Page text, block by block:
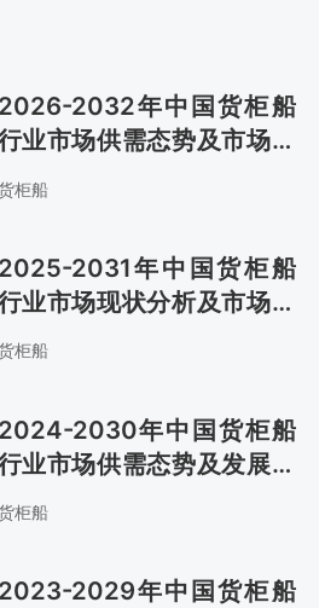
2026-2032年中国货柜船
业市场供需态势及市场趋
柜船
2025-2031年中国货柜船
业市场现状分析及市场前
景评估报告
柜船
2024-2030年中国货柜船
业市场供需态势及发展战
略咨询报告
柜船
2023-2029年中国货柜船